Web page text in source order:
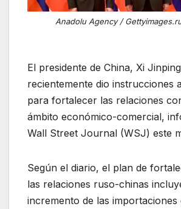
Anadolu Agency /
El presidente de China, Xi
recientemente dio instrucciones
para fortalecer las relaciones
ámbito económico-comercial,
Wall Street Journal (WSJ) este
Según el diario, el plan de
las relaciones ruso-chinas
incremento de las importaciones